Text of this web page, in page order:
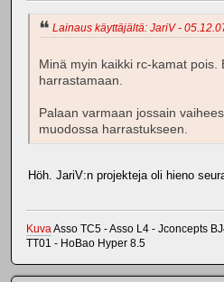
Lainaus käyttäjältä: JariV -
Minä myin kaikki rc-kamat pois.
harrastamaan.
Palaan varmaan jossain
muodossa harrastukseen.
Höh. JariV:n projekteja oli hieno
KuvaAsso TC5 - Asso L4 - Jconcepts
TT01 - HoBao Hyper 8.5